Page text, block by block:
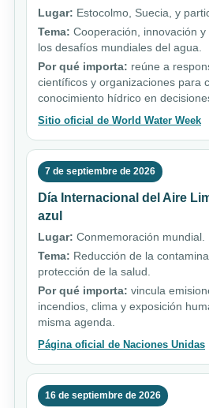
Lugar: Estocolmo, Suecia, y
Tema: Cooperación, innovación
los desafíos mundiales del agua.
Por qué importa: reúne a
científicos y organizaciones para
conocimiento hídrico en
Sitio oficial de World Water Week
7 de septiembre de 2026
Día Internacional del Aire
azul
Lugar: Conmemoración mundial.
Tema: Reducción de la
protección de la salud.
Por qué importa: vincula
incendios, clima y exposición
misma agenda.
Página oficial de Naciones Unidas
16 de septiembre de 2026